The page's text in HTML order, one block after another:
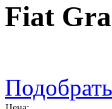
Fiat